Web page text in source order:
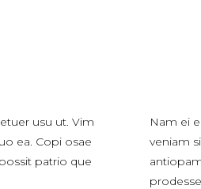
usu ut. Vim
ea. Copi osae
patrio que
Nam ei
veniam